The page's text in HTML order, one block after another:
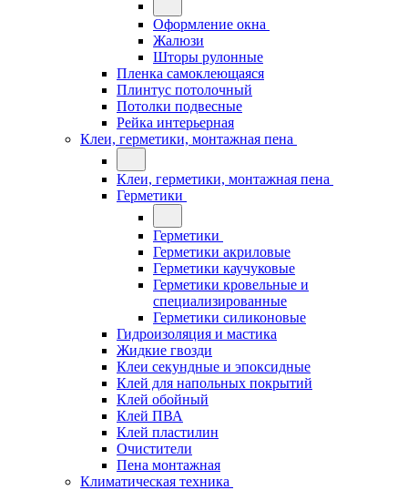
Оформление окна
Жалюзи
Шторы рулонные
Пленка самоклеющаяся
Плинтус потолочный
Потолки подвесные
Рейка интерьерная
Клеи, герметики, монтажная пена
Клеи, герметики, монтажная пена
Герметики
Герметики
Герметики акриловые
Герметики каучуковые
Герметики кровельные и
специализированные
Герметики силиконовые
Гидроизоляция и мастика
Жидкие гвозди
Клеи секундные и эпоксидные
Клей для напольных покрытий
Клей обойный
Клей ПВА
Клей пластилин
Очистители
Пена монтажная
Климатическая техника